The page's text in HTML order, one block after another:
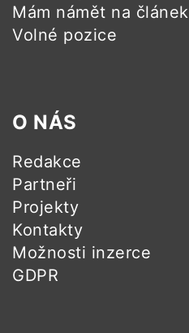
Mám námět na článek
Volné pozice
O NÁS
Redakce
Partneři
Projekty
Kontakty
Možnosti inzerce
GDPR